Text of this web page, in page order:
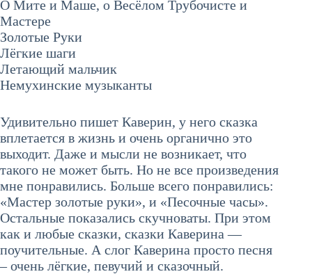
О Мите и Маше, о Весёлом Трубочисте и
Мастере
Золотые Руки
Лёгкие шаги
Летающий мальчик
Немухинские музыканты
Удивительно пишет Каверин, у него сказка
вплетается в жизнь и очень органично это
выходит. Даже и мысли не возникает, что
такого не может быть. Но не все произведения
мне понравились. Больше всего понравились:
«Мастер золотые руки», и «Песочные часы».
Остальные показались скучноваты. При этом
как и любые сказки, сказки Каверина —
поучительные. А слог Каверина просто песня
– очень лёгкие, певучий и сказочный.